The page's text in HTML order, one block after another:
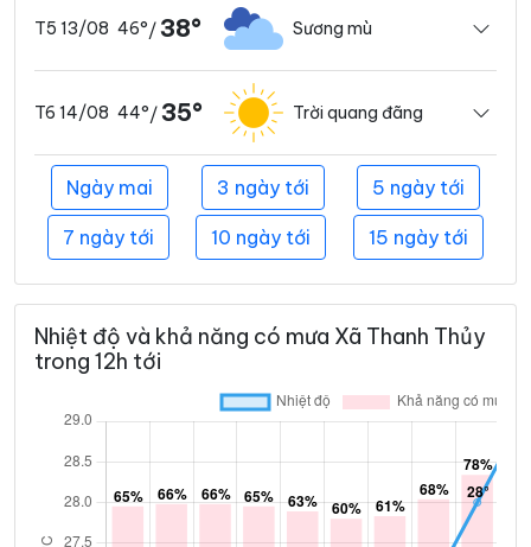
T5 13/08 46°/ 38° Sương mù
T6 14/08 44°/ 35° Trời quang đãng
Ngày mai 3 ngày tới 5 ngày tới
7 ngày tới 10 ngày tới 15 ngày tới
Nhiệt độ và khả năng có mưa Xã Thanh Thủy
trong 12h tới